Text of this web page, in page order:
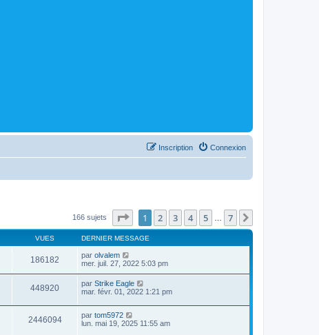
Connexion
Inscription
166 sujets Page sur7
1 2 3 4 5 7
VUES DERNIER MESSAGE
186182 par olvalem
mer. juil. 27, 2022 5:03 pm
448920 par Strike Eagle
mar. févr. 01, 2022 1:21 pm
2446094 par tom5972
lun. mai 19, 2025 11:55 am